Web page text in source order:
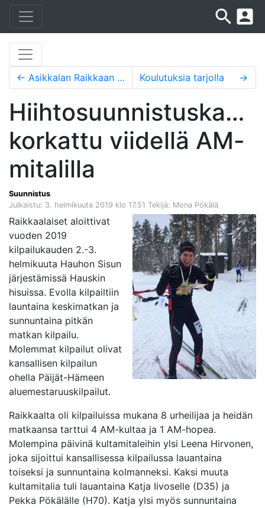
search account_box
← Asikkalan Raikkaan toimintakausi vaihtui Koulutuksia tarjolla →
Hiihtosuunnistuskausi
korkattu viidellä AM-
mitalilla
Suunnistus
Julkaistu: 3. helmikuuta 2019 klo 17.51 Tekijä: Mona Pökälä
Raikkaalaiset aloittivat
vuoden 2019
kilpailukauden 2.-3.
helmikuuta Hauhon Sisun
järjestämissä Hauskin
hisuissa. Evolla kilpailtiin
launtaina keskimatkan ja
sunnuntaina pitkän
matkan kilpailu.
Molemmat kilpailut olivat
kansallisen kilpailun
ohella Päijät-Hämeen
aluemestaruuskilpailut.
Raikkaalta oli kilpailuissa mukana 8 urheilijaa ja heidän
matkaansa tarttui 4 AM-kultaa ja 1 AM-hopea.
Molempina päivinä kultamitaleihin ylsi Leena Hirvonen,
joka sijoittui kansallisessa kilpailussa lauantaina
toiseksi ja sunnuntaina kolmanneksi. Kaksi muuta
kultamitalia tuli lauantaina Katja Iivoselle (D35) ja
Pekka Pökälälle (H70). Katja ylsi myös sunnuntaina